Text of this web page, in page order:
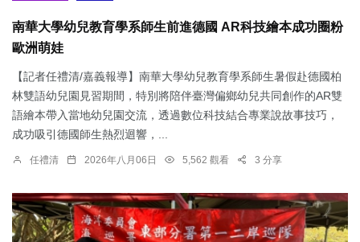
南華大學幼兒教育學系師生前進德國 AR科技繪本成功圈粉
歐洲萌娃
【記者任禮清/嘉義報導】南華大學幼兒教育學系師生暑假赴德國柏
林雙語幼兒園見習期間，特別將陪伴臺灣偏鄉幼兒共同創作的AR雙
語繪本帶入當地幼兒園交流，透過數位科技結合專業說故事技巧，
成功吸引德國師生熱烈迴響，...
任禮清 2026年八月06日 5,562 觀看 3 分享